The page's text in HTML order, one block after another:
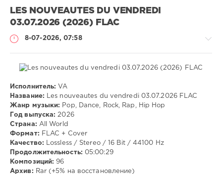
LES NOUVEAUTES DU VENDREDI
03.07.2026 (2026) FLAC
8-07-2026, 07:58
Музыка
VANGOG19
Rock
Исполнитель: VA
Название: Les nouveautes du vendredi 03.07.2026 FLAC
Жанр музыки:
Pop, Dance, Rock, Rap, Hip Hop
Год выпуска: 2026
Страна: All World
Формат: FLAC + Cover
Качество: Lossless / Stereo / 16 Bit / 44100 Hz
Продолжительность: 05:00:29
Композиций: 96
Архив: Rar (+5% на восстановление)